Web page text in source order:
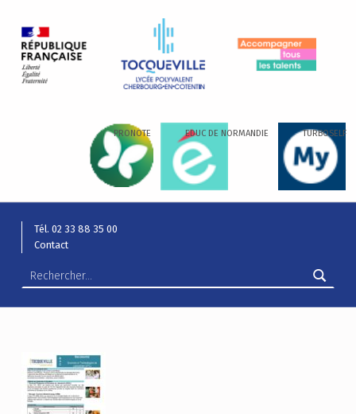
PRONOTE EDUC DE NORMANDIE TURBOSELF
Tél. 02 33 88 35 00
Contact